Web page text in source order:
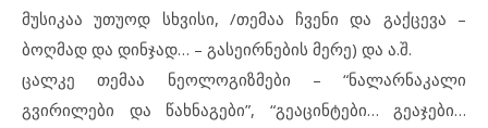
მუსიკაა უთუოდ სხვისი, /თემაა ჩვენი და გაქცევა –
ბოღმად და დინჯად… – გასეირნების მერე) და ა.შ.
ცალკე თემაა ნეოლოგიზმები – “ნალარნაკალი
გვირილები და წახნაგები”, “გეაცინტები… გეაჯები…